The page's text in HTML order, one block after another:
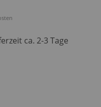
ca. 2-3 Tage